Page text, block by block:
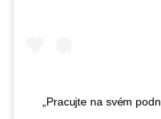
„Pracujte na svém